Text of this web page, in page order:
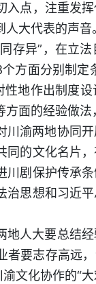
入点，注重发
人大代表的声音
存异”，在立
方面分别制定
性地作出制度
方面的经验做
川渝两地协同
同的文化名片
川剧保护传承
治思想和习近
地人大要总结
者要志存高远
文化协作的“大